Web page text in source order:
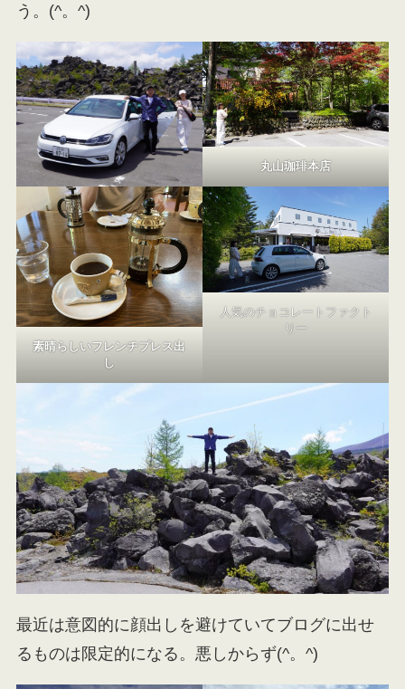
う。(^。^)
丸山珈琲本店
素晴らしいフレンチプレス出
し
人気のチョコレートファクト
リー
最近は意図的に顔出しを避けていてブログに出せ
るものは限定的になる。悪しからず(^。^)